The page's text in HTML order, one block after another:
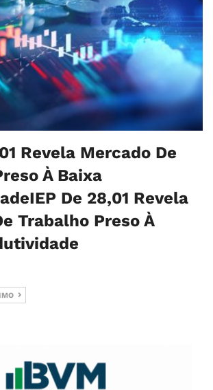
Revela Mercado De
À Baixa
De 28,01 Revela
Trabalho Preso À